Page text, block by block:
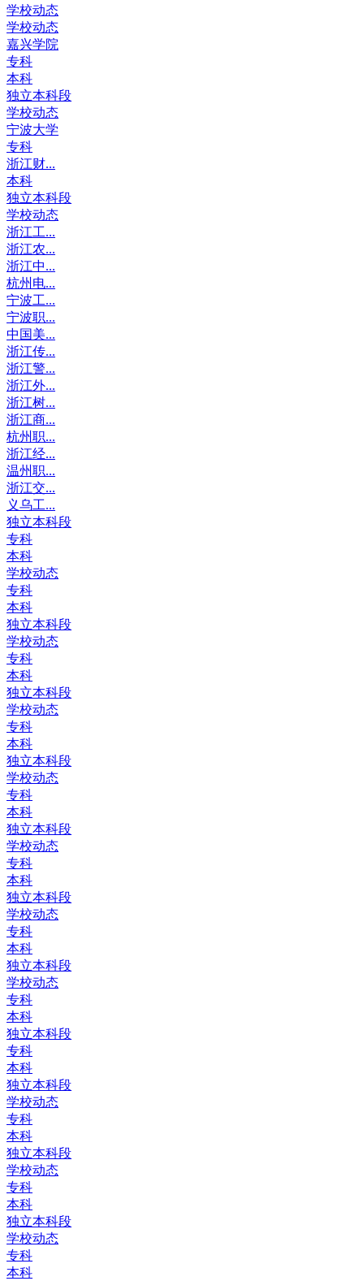
学校动态
学校动态
嘉兴学院
专科
本科
独立本科段
学校动态
宁波大学
专科
浙江财...
本科
独立本科段
学校动态
浙江工...
浙江农...
浙江中...
杭州电...
宁波工...
宁波职...
中国美...
浙江传...
浙江警...
浙江外...
浙江树...
浙江商...
杭州职...
浙江经...
温州职...
浙江交...
义乌工...
独立本科段
专科
本科
学校动态
专科
本科
独立本科段
学校动态
专科
本科
独立本科段
学校动态
专科
本科
独立本科段
学校动态
专科
本科
独立本科段
学校动态
专科
本科
独立本科段
学校动态
专科
本科
独立本科段
学校动态
专科
本科
独立本科段
专科
本科
独立本科段
学校动态
专科
本科
独立本科段
学校动态
专科
本科
独立本科段
学校动态
专科
本科